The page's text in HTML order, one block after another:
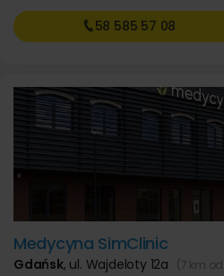
58 585 57 08
Medycyna SimClinic
Gdańsk, ul. Wajdeloty 12a (7 km